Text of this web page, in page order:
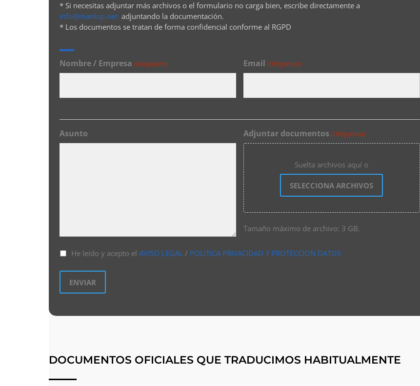
* Si necesitas adjuntar más archivos o el formulario no carga bien, escribe directamente a
info@manlop.net adjuntando la documentación.
* Los documentos se tratan de forma confidencial conforme al RGPD
Nombre / Empresa (Obligatorio) Email (Obligatorio)
Asunto Adjuntar documentos (Obligatorio)
Suelta archivos aquí o
SELECCIONA ARCHIVOS
Tamaño máximo de archivo: 3 GB.
He leído y acepto el AVISO LEGAL/ POLITICA PRIVACIDAD Y PROTECCION DATOS
DOCUMENTOS OFICIALES QUE TRADUCIMOS HABITUALMENTE